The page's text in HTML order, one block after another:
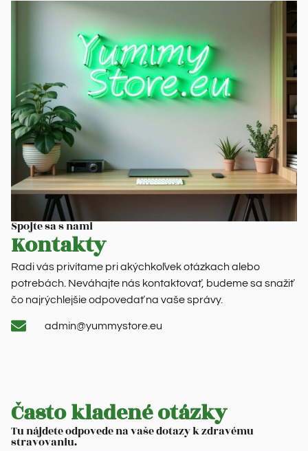
Spojte sa s nami
Kontakty
Radi vás privítame pri akýchkoľvek otázkach alebo
potrebách. Neváhajte nás kontaktovať, budeme sa snažiť
čo najrýchlejšie odpovedať na vaše správy.
admin@yummystore.eu
Často kladené otázky
Tu nájdete odpovede na vaše dotazy k zdravému
stravovaniu.